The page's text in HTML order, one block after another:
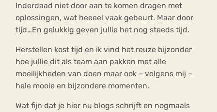
Inderdaad niet door aan te komen dragen met
oplossingen, wat heeeel vaak gebeurt. Maar door
tijd…En gelukkig geven jullie het nog steeds tijd.
Herstellen kost tijd en ik vind het reuze bijzonder
hoe jullie dit als team aan pakken met alle
moeilijkheden van doen maar ook – volgens mij –
hele mooie en bijzondere momenten.
Wat fijn dat je hier nu blogs schrijft en nogmaals